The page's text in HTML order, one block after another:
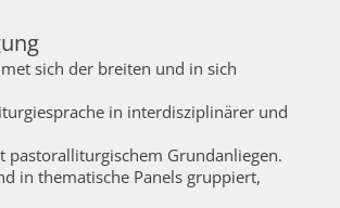
sich der breiten und in sich
in interdisziplinärer und
pastoralliturgischem Grundanliegen.
in thematische Panels gruppiert,